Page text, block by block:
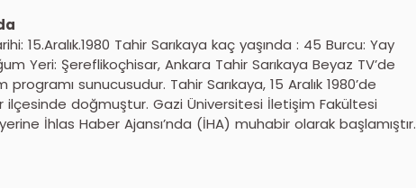
15.Aralık.1980 Tahir Sarıkaya kaç yaşında : 45 Burcu: Yay
Yeri: Şereflikoçhisar, Ankara Tahir Sarıkaya Beyaz TV’de
sunucusudur. Tahir Sarıkaya, 15 Aralık 1980’de
ilçesinde doğmuştur. Gazi Üniversitesi İletişim Fakültesi
İhlas Haber Ajansı’nda (İHA) muhabir olarak başlamıştır.